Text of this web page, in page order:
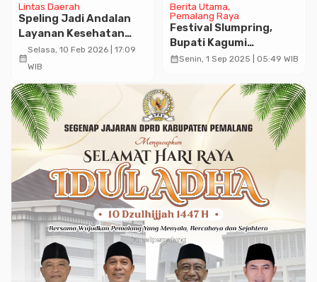
Lintas Daerah
Speling Jadi Andalan
Layanan Kesehatan
Gratis, Hampir 900 Desa
di Jateng Sudah
calendar_month
Selasa, 10 Feb 2026 | 17:09
WIB
Berita Utama
Pemalang Raya
Festival Slumpring,
Bupati Kagumi
Antusiasme Warga
calendar_monthSenin, 1 Sep 2025 | 05:49 WIB